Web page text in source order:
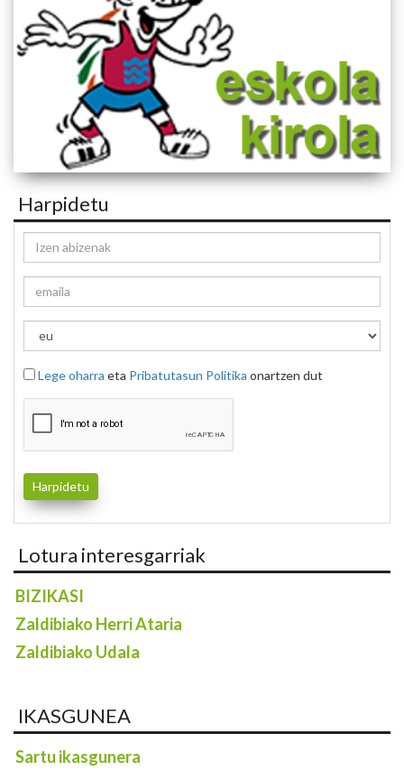
Harpidetu
Lege oharra eta Pribatutasun Politika onartzen dut
Lotura interesgarriak
BIZIKASI
Zaldibiako Herri Ataria
Zaldibiako Udala
IKASGUNEA
Sartu ikasgunera